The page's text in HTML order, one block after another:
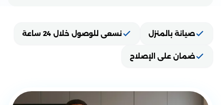
صيانة بالمنزل نسعى للوصول خلال 24 ساعة
ضمان على الإصلاح